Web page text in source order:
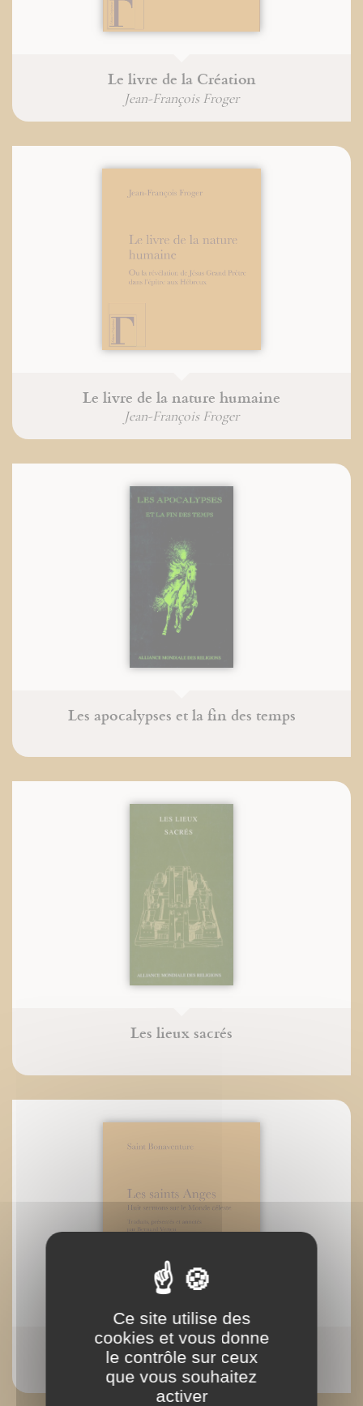
Le livre de la Création
Jean-François Froger
Le livre de la nature humaine
Jean-François Froger
Les apocalypses et la fin des temps
Les lieux sacrés
Les saints Anges
Saint Bonaventure
Ce site utilise des
cookies et vous donne
le contrôle sur ceux
que vous souhaitez
activer